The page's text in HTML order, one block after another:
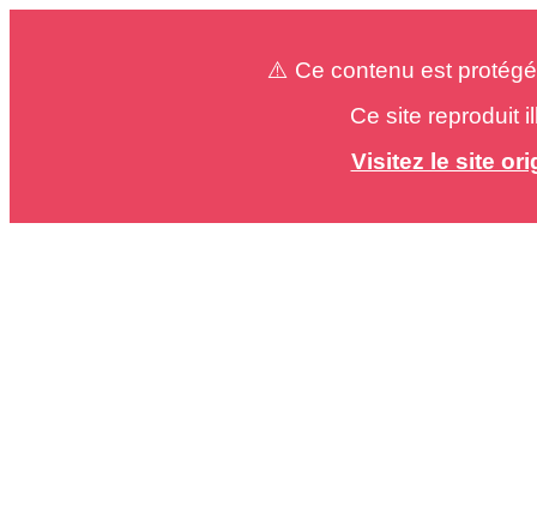
⚠️ Ce contenu est
Ce site reproduit
Visitez le site